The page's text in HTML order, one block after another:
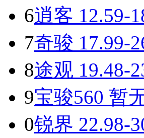
6逍客 12.59-
7奇骏 17.99-
8途观 19.48-
9宝骏560 暂
0锐界 22.98-